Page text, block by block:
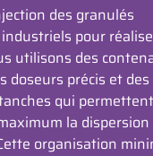
des granulés
pour
utilisons des
doseurs précis et des
qui
la dispersion
organisation